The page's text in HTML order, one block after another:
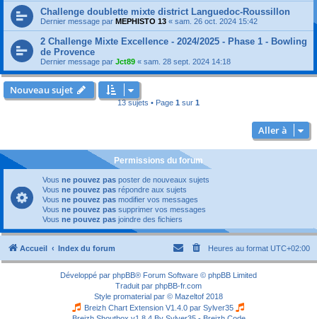
Challenge doublette mixte district Languedoc-Roussillon
Dernier message par MEPHISTO 13 « sam. 26 oct. 2024 15:42
2 Challenge Mixte Excellence - 2024/2025 - Phase 1 - Bowling
de Provence
Dernier message par Jct89 « sam. 28 sept. 2024 14:18
Nouveau sujet
13 sujets • Page 1 sur 1
Aller à
Permissions du forum
Vous ne pouvez pas poster de nouveaux sujets
Vous ne pouvez pas répondre aux sujets
Vous ne pouvez pas modifier vos messages
Vous ne pouvez pas supprimer vos messages
Vous ne pouvez pas joindre des fichiers
Accueil Index du forum Heures au format UTC+02:00
Développé par phpBB® Forum Software © phpBB Limited
Traduit par phpBB-fr.com
Style promaterial par © Mazeltof 2018
Breizh Chart Extension V1.4.0 par Sylver35